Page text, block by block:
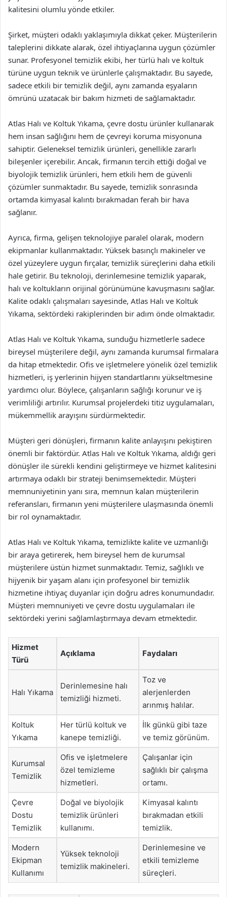
kalitesini olumlu yönde etkiler.
Şirket, müşteri odaklı yaklaşımıyla dikkat çeker. Müşterilerin
taleplerini dikkate alarak, özel ihtiyaçlarına uygun çözümler
sunar. Profesyonel temizlik ekibi, her türlü halı ve koltuk
türüne uygun teknik ve ürünlerle çalışmaktadır. Bu sayede,
sadece etkili bir temizlik değil, aynı zamanda eşyaların
ömrünü uzatacak bir bakım hizmeti de sağlamaktadır.
Atlas Halı ve Koltuk Yıkama, çevre dostu ürünler kullanarak
hem insan sağlığını hem de çevreyi koruma misyonuna
sahiptir. Geleneksel temizlik ürünleri, genellikle zararlı
bileşenler içerebilir. Ancak, firmanın tercih ettiği doğal ve
biyolojik temizlik ürünleri, hem etkili hem de güvenli
çözümler sunmaktadır. Bu sayede, temizlik sonrasında
ortamda kimyasal kalıntı bırakmadan ferah bir hava
sağlanır.
Ayrıca, firma, gelişen teknolojiye paralel olarak, modern
ekipmanlar kullanmaktadır. Yüksek basınçlı makineler ve
özel yüzeylere uygun fırçalar, temizlik süreçlerini daha etkili
hale getirir. Bu teknoloji, derinlemesine temizlik yaparak,
halı ve koltukların orijinal görünümüne kavuşmasını sağlar.
Kalite odaklı çalışmaları sayesinde, Atlas Halı ve Koltuk
Yıkama, sektördeki rakiplerinden bir adım önde olmaktadır.
Atlas Halı ve Koltuk Yıkama, sunduğu hizmetlerle sadece
bireysel müşterilere değil, aynı zamanda kurumsal firmalara
da hitap etmektedir. Ofis ve işletmelere yönelik özel temizlik
hizmetleri, iş yerlerinin hijyen standartlarını yükseltmesine
yardımcı olur. Böylece, çalışanların sağlığı korunur ve iş
verimliliği artırılır. Kurumsal projelerdeki titiz uygulamaları,
mükemmellik arayışını sürdürmektedir.
Müşteri geri dönüşleri, firmanın kalite anlayışını pekiştiren
önemli bir faktördür. Atlas Halı ve Koltuk Yıkama, aldığı geri
dönüşler ile sürekli kendini geliştirmeye ve hizmet kalitesini
artırmaya odaklı bir strateji benimsemektedir. Müşteri
memnuniyetinin yanı sıra, memnun kalan müşterilerin
referansları, firmanın yeni müşterilere ulaşmasında önemli
bir rol oynamaktadır.
Atlas Halı ve Koltuk Yıkama, temizlikte kalite ve uzmanlığı
bir araya getirerek, hem bireysel hem de kurumsal
müşterilere üstün hizmet sunmaktadır. Temiz, sağlıklı ve
hijyenik bir yaşam alanı için profesyonel bir temizlik
hizmetine ihtiyaç duyanlar için doğru adres konumundadır.
Müşteri memnuniyeti ve çevre dostu uygulamaları ile
sektördeki yerini sağlamlaştırmaya devam etmektedir.
Hizmet
Türü
Açıklama Faydaları
Halı Yıkama
Derinlemesine halı
temizliği hizmeti.
Toz ve
alerjenlerden
arınmış halılar.
Koltuk
Yıkama
Her türlü koltuk ve
kanepe temizliği.
İlk günkü gibi taze
ve temiz görünüm.
Kurumsal
Temizlik
Ofis ve işletmelere
özel temizleme
hizmetleri.
Çalışanlar için
sağlıklı bir çalışma
ortamı.
Çevre
Dostu
Temizlik
Doğal ve biyolojik
temizlik ürünleri
kullanımı.
Kimyasal kalıntı
bırakmadan etkili
temizlik.
Modern
Ekipman
Kullanımı
Yüksek teknoloji
temizlik makineleri.
Derinlemesine ve
etkili temizleme
süreçleri.